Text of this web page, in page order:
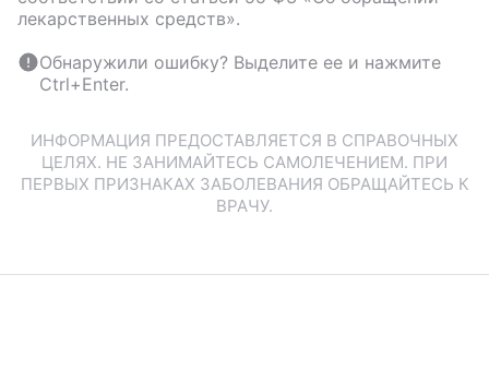
лекарственных средств».
Обнаружили ошибку? Выделите ее и нажмите
Ctrl+Enter.
ИНФОРМАЦИЯ ПРЕДОСТАВЛЯЕТСЯ В СПРАВОЧНЫХ
ЦЕЛЯХ. НЕ ЗАНИМАЙТЕСЬ САМОЛЕЧЕНИЕМ. ПРИ
ПЕРВЫХ ПРИЗНАКАХ ЗАБОЛЕВАНИЯ ОБРАЩАЙТЕСЬ К
ВРАЧУ.